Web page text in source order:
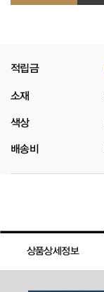
적립금
소재
색상
배송비
상품상세정보